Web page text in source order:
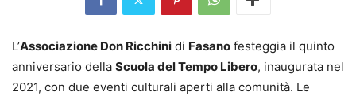
L’Associazione Don Ricchini di Fasano festeggia il quinto
anniversario della Scuola del Tempo Libero, inaugurata nel
2021, con due eventi culturali aperti alla comunità. Le